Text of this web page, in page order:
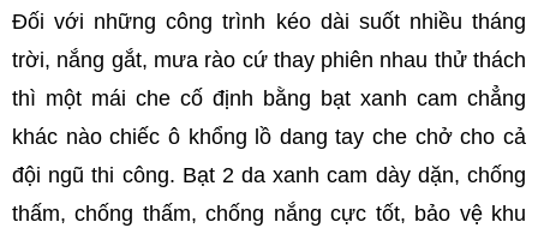
Đối với những công trình kéo dài suốt nhiều tháng
trời, nắng gắt, mưa rào cứ thay phiên nhau thử thách
thì một mái che cố định bằng bạt xanh cam chẳng
khác nào chiếc ô khổng lồ dang tay che chở cho cả
đội ngũ thi công. Bạt 2 da xanh cam dày dặn, chống
thấm, chống thấm, chống nắng cực tốt, bảo vệ khu